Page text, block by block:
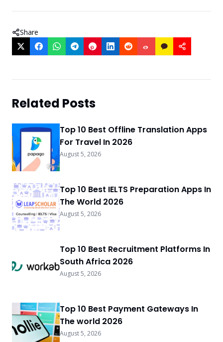
Share
Related Posts
Top 10 Best Offline Translation Apps
For Travel In 2026
August 5, 2026
Top 10 Best IELTS Preparation Apps In
The World 2026
August 5, 2026
Top 10 Best Recruitment Platforms In
South Africa 2026
August 5, 2026
Top 10 Best Payment Gateways In
The world 2026
August 5, 2026